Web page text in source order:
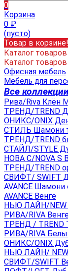
0
Корзина
0 ₽
(пусто)
Товар в корзине!
Каталог товаров
Каталог товаров
Офисная мебель
Мебель для
Все
Рива/Riva Клён
ТРЕНД/TREND
ОНИКС/ONIX
СТИЛЬ Шамони
ТРЕНД/TREND
СТАЙЛ/STYLE
НОВА С/NOVA S
ТРЕНД/TREND
СВИФТ/ SWIFT
AVANCE
AVANCE Венге
НЬЮ ЛАЙН/NEW
РИВА/RIVA
TРЕНД / TREND
РИВА/RIVA
ОНИКС/ONIX
НЬЮ ЛАЙН/
СВИФТ/SWIFT